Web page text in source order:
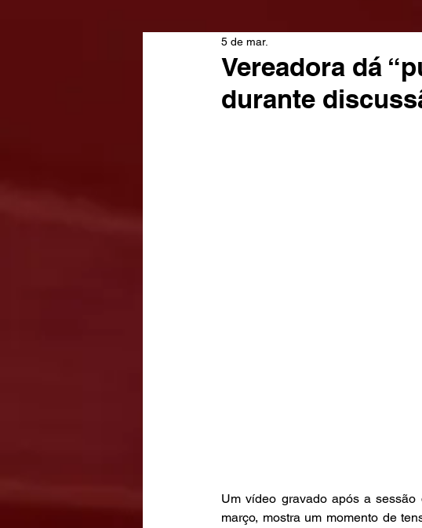
Vereadora dá
durante
5 de mar.
Um vídeo gravado após a
março, mostra um momento de